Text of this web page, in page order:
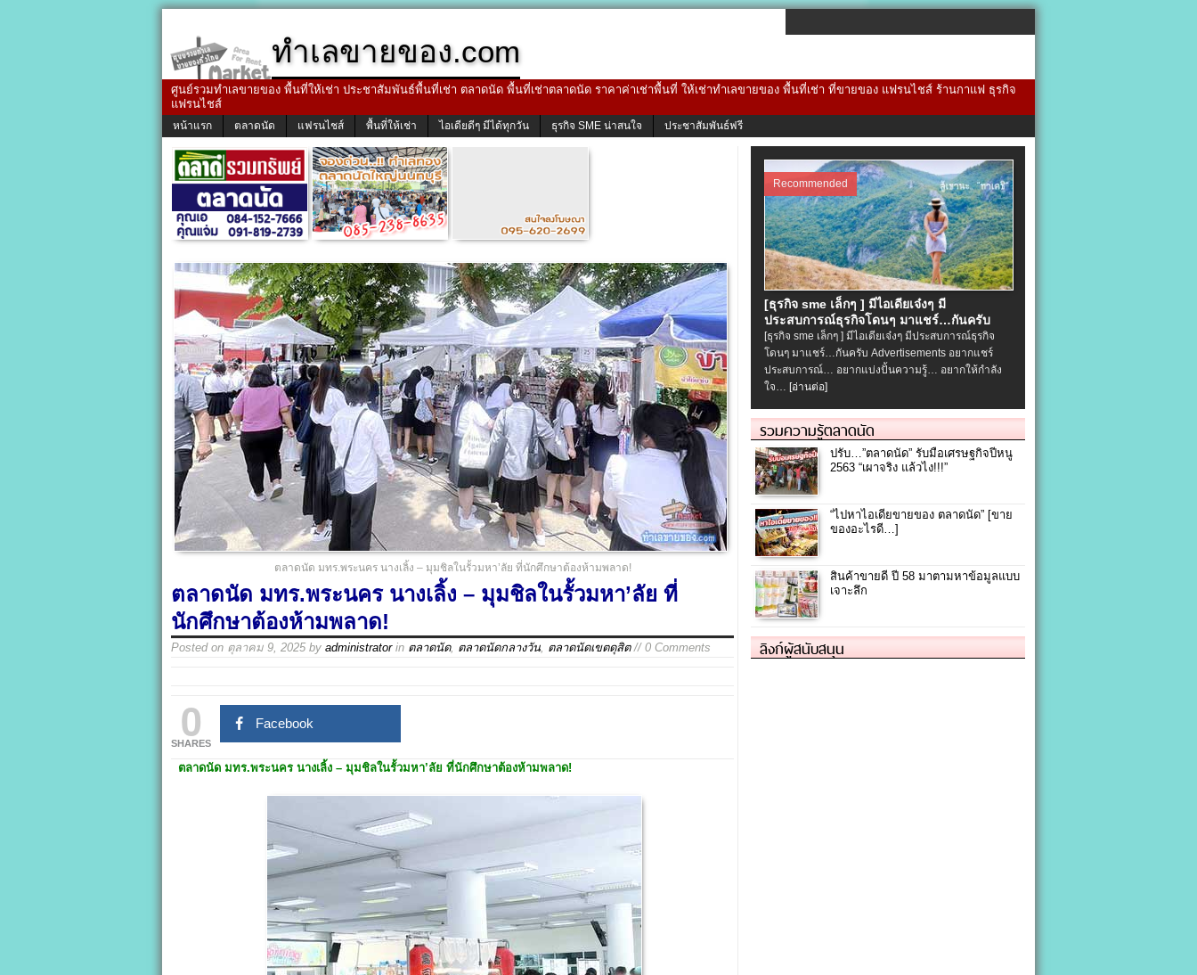
ทำเลขายของ.com
ศูนย์รวมทำเลขายของ พื้นที่ให้เช่า ประชาสัมพันธ์พื้นที่เช่า ตลาดนัด พื้นที่เช่าตลาดนัด ราคาค่าเช่าพื้นที่ ให้เช่าทำเลขายของ พื้นที่เช่า ที่ขายของ แฟรนไชส์ ร้านกาแฟ ธุรกิจ
แฟรนไชส์
หน้าแรก ตลาดนัด แฟรนไชส์ พื้นที่ให้เช่า ไอเดียดีๆ มีได้ทุกวัน ธุรกิจ SME น่าสนใจ ประชาสัมพันธ์ฟรี
ตลาดนัด มทร.พระนคร นางเลิ้ง – มุมชิลในรั้วมหา’ลัย ที่นักศึกษาต้องห้ามพลาด!
ตลาดนัด มทร.พระนคร นางเลิ้ง – มุมชิลในรั้วมหา’ลัย ที่
นักศึกษาต้องห้ามพลาด!
Posted on ตุลาคม 9, 2025 by administratorin ตลาดนัด, ตลาดนัดกลางวัน ตลาดนัดเขตดุสิต// 0 Comments
0
SHARES
Facebook
ตลาดนัด มทร.พระนคร นางเลิ้ง – มุมชิลในรั้วมหา’ลัย ที่นักศึกษาต้องห้ามพลาด!
Recommended
[ธุรกิจ sme เล็กๆ ] มีไอเดียเจ๋งๆ มี
ประสบการณ์ธุรกิจโดนๆ มาแชร์…กันครับ
[ธุรกิจ sme เล็กๆ ] มีไอเดียเจ๋งๆ มีประสบการณ์ธุรกิจ
โดนๆ มาแชร์…กันครับ Advertisements อยากแชร์
ประสบการณ์… อยากแบ่งปั้นความรู้… อยากให้กำลัง
ใจ… [อ่านต่อ]
รวมความรู้ตลาดนัด
ปรับ…”ตลาดนัด” รับมือเศรษฐกิจปีหนู
2563 “เผาจริง แล้วไง!!!”
“ไปหาไอเดียขายของ ตลาดนัด” [ขาย
ของอะไรดี…]
สินค้าขายดี ปี 58 มาตามหาข้อมูลแบบ
เจาะลึก
ลิงก์ผู้สนับสนุน